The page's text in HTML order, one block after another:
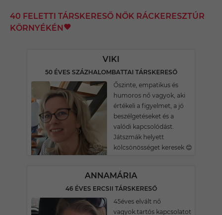
40 FELETTI TÁRSKERESŐ NŐK RÁCKERESZTÚR
KÖRNYÉKÉN
VIKI
50 ÉVES SZÁZHALOMBATTAI TÁRSKERESŐ
Őszinte, empatikus és
humoros nő vagyok, aki
értékeli a figyelmet, a jó
beszélgetéseket és a
valódi kapcsolódást.
Játszmák helyett
kölcsönösséget keresek 😊
ANNAMÁRIA
46 ÉVES ERCSII TÁRSKERESŐ
45éves elvált nő
vagyok.tartós kapcsolatot